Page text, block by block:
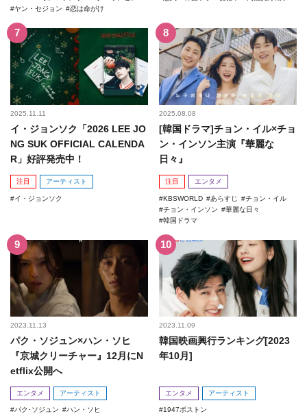
ヤン・セジョン
恋は命がけ
2025.11.11
イ・ジョンソク「2026 LEE JO
NG SUK OFFICIAL CALENDA
R」好評発売中！
注目 アーティスト
イ・ジョンソク
2025.08.08
[韓国ドラマ]チョン・イル×チョ
ン・インソン主演『華麗な
日々』
注目 エンタメ
KBSWORLD あらすじ
チョン・イル
チョン・インソン
華麗な日々
韓国ドラマ
2023.11.13
パク・ソジュン×ハン・ソヒ
『京城クリーチャー』12月にN
etflix公開へ
エンタメ アーティスト
パク･ソジュン
ハン・ソヒ
2023.11.09
韓国映画興行ランキング[2023
年10月]
エンタメ アーティスト
1947ボストン